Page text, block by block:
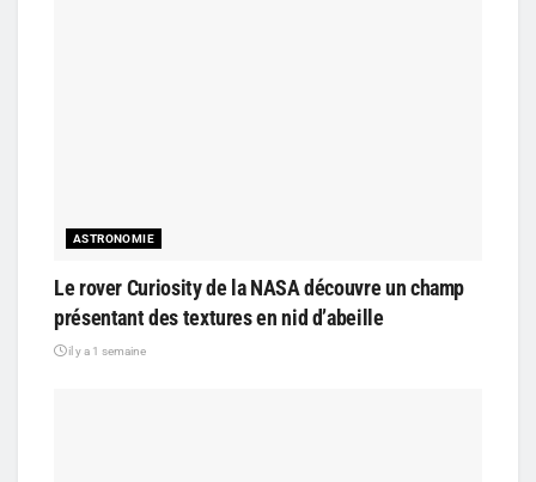
ASTRONOMIE
Le rover Curiosity de la NASA découvre un champ
présentant des textures en nid d’abeille
il y a 1 semaine